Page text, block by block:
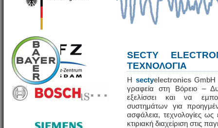
SECTY
ΤΕΧΝΟΛΟΓΙΑ
Η sectyelectronicsGmbH
γραφεία στη Βόρειο –
εξελίσσει και να
συστημάτων για
ασφάλεια, τεχνολογίες
κτιριακή διαχείριση στις